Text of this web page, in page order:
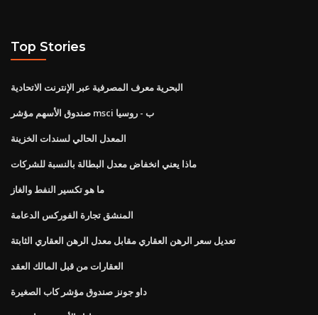
Top Stories
البحرية معرف المصرفية عبر الإنترنت الاتحادية
صندوق الأسهم مؤشر msci ب - روسيا
المعدل الحالي لسندات الخزينة
ماذا يعني انخفاض معدل البطالة بالنسبة للشركات
ما هو تكسير النفط والغاز
المنشق تجارة الفوركس الدعامة
تعديل سعر الرهن العقاري مقابل معدل الرهن العقاري الثابتة
العقارات من قبل المالك العقد
داو جونز صندوق مؤشر كاب الصغيرة